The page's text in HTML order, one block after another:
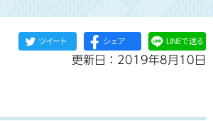
更新日：2019年8月10日